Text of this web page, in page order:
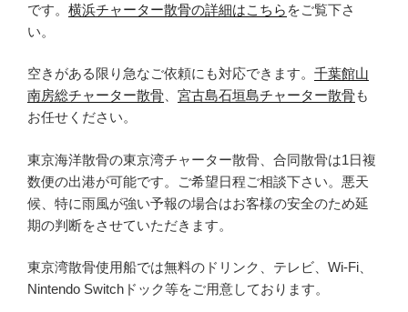
です。 横浜チャーター散骨の詳細はこちら をご覧下さ
い。
空きがある限り急なご依頼にも対応できます。 千葉館山
南房総チャーター散骨
宮古島石垣島チャーター散骨も
お任せください。
東京海洋散骨の東京湾チャーター散骨、合同散骨は1日複
数便の出港が可能です。ご希望日程ご相談下さい。悪天
候、特に雨風が強い予報の場合はお客様の安全のため延
期の判断をさせていただきます。
東京湾散骨使用船では無料のドリンク、テレビ、Wi-Fi、
Nintendo Switchドック等をご用意しております。